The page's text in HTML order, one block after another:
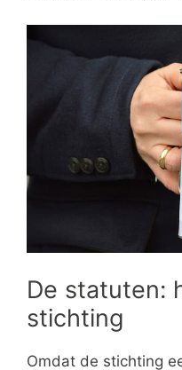
De statuten:
stichting
Omdat de stichting